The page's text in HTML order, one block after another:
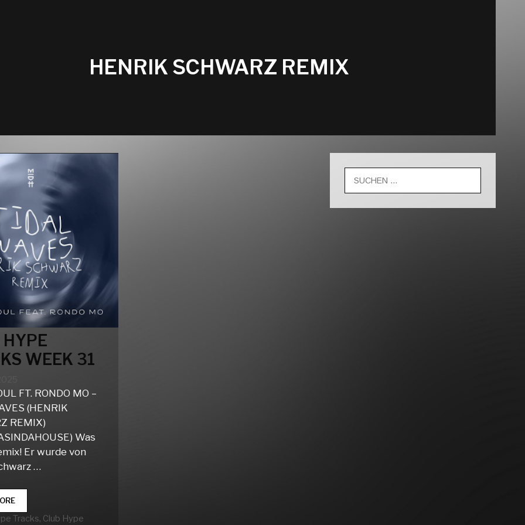
HENRIK SCHWARZ REMIX
WEEK 31
FT. RONDO MO –
(HENRIK
REMIX)
Was
Er wurde von
…
CLUB
HYPE
TRACKS
Tracks, Club Hype
nach: